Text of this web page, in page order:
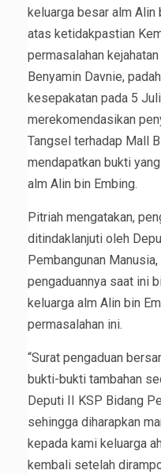
keluarga besar alm Alin
atas ketidakpastian
permasalahan
Benyamin Davnie,
kesepakatan pada 5
merekomendasikan
Tangsel terhadap Mall
mendapatkan bukti
alm Alin bin Embing.
Pitriah mengatakan,
ditindaklanjuti oleh
Pembangunan
pengaduannya saat ini
keluarga alm Alin bin
permasalahan ini.
“Surat pengaduan
bukti-bukti tambahan
Deputi II KSP Bidang
sehingga diharapkan
kepada kami keluarga
kembali setelah